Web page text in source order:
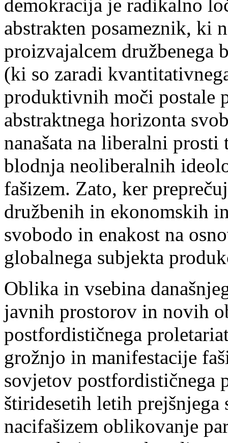
demokracija je radikalno
abstrakten posameznik, ki
proizvajalcem
(ki so zaradi
produktivnih moči postale
abstraktnega horizonta
nanašata na liberalni
blodnja neoliberalnih
fašizem. Zato, ker
družbenih in ekonomskih
svobodo in enakost na
globalnega subjekta
Oblika in vsebina
javnih prostorov in novih
postfordističnega
grožnjo in manifestacije
sovjetov postfordističnega
štiridesetih letih
nacifašizem oblikovanje